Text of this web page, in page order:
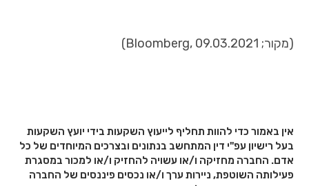
(מקור; Bloomberg, 09.03.2021)
אין באמור כדי להוות תחליף לייעוץ השקעות בידי יועץ השקעות
בעל רישיון עפ"י דין המתחשב בנתונים ובצרכים המיוחדים של כל
אדם. החברה מחזיקה ו/או עשויה להחזיק ו/או למכור במסגרת
פעילותה השוטפת, ניירות ערך ו/או נכסים פיננסים של החברה